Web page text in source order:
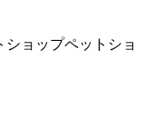
ショップペットショ